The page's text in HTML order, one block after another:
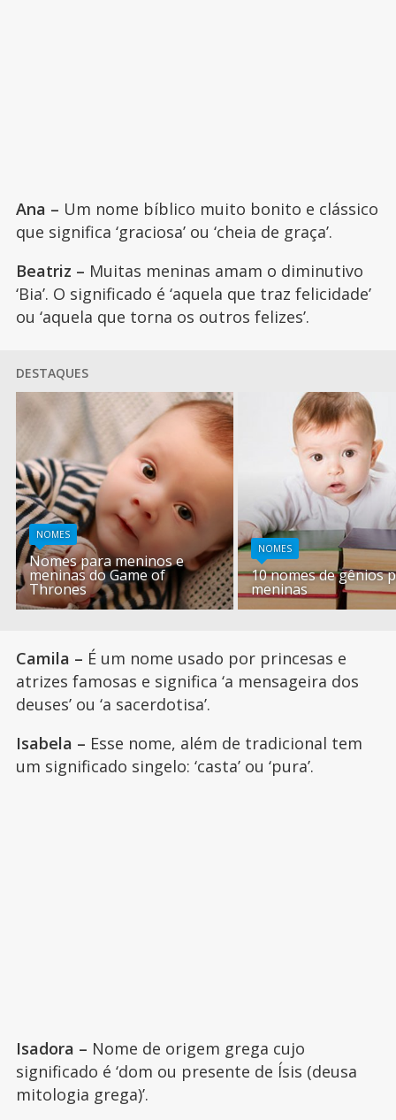
Ana – Um nome bíblico muito bonito e clássico
que significa ‘graciosa’ ou ‘cheia de graça’.
Beatriz – Muitas meninas amam o diminutivo
‘Bia’. O significado é ‘aquela que traz felicidade’
ou ‘aquela que torna os outros felizes’.
DESTAQUES
NOMES
Nomes para meninos e
meninas do Game of
Thrones
NOMES
10 nomes de gênios
meninas
Camila – É um nome usado por princesas e
atrizes famosas e significa ‘a mensageira dos
deuses’ ou ‘a sacerdotisa’.
Isabela – Esse nome, além de tradicional tem
um significado singelo: ‘casta’ ou ‘pura’.
Isadora – Nome de origem grega cujo
significado é ‘dom ou presente de Ísis (deusa
mitologia grega)’.